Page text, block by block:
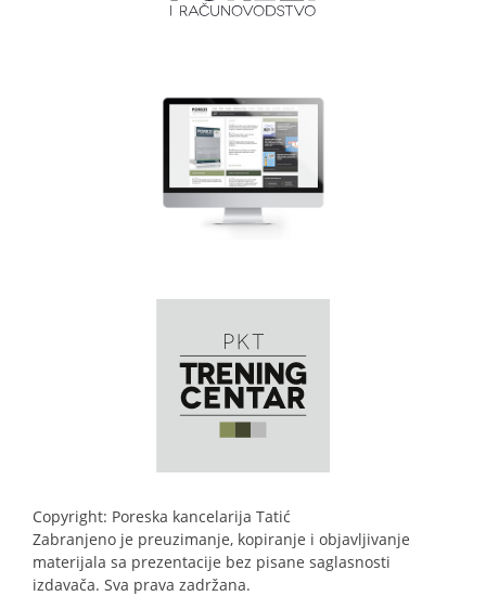
Copyright: Poreska kancelarija Tatić
Zabranjeno je preuzimanje, kopiranje i objavljivanje
materijala sa prezentacije bez pisane saglasnosti
izdavača. Sva prava zadržana.